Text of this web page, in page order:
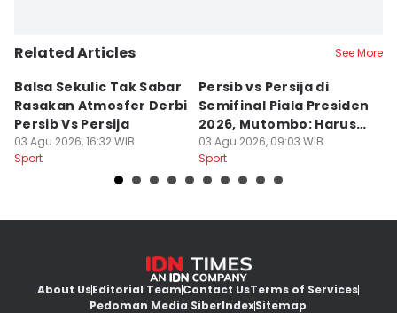
Related Articles See More
Balsa Sekulic Tak Sabar
Rasakan Atmosfer Derbi
Persib Vs Persija
03 Agu 2026, 16:32 WIB
Sport
Persib vs Persija di
Semifinal Piala Presiden
2026, Mutombo: Harus
Menang
03 Agu 2026, 09:03 WIB
Sport
About UsEditorial TeamContact UsTerms of Services
Pedoman Media SiberIndexSitemap